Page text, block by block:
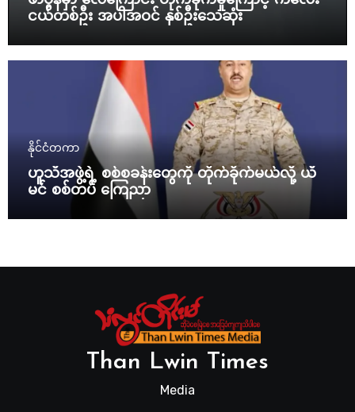
ငယ်တစ်ဦး အပါအဝင် နှစ်ဦးသေဆုံး
နိုင်ငံတကာ
ဟူသီအဖွဲ့ရဲ့ စစ်စခန်းတွေကို တိုက်ခိုက်မယ်လို့ ယီ
မင် စစ်တပ် ကြေညာ
Than Lwin Times
Media